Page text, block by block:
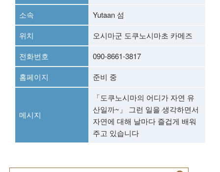
소속
Yutaan 섬
위치
오시마군 도쿠노시마초 카메즈
전화번호
090-8661-3817
홈페이지
준비 중
메시지
「도쿠노시마의 어디가 자연 유
산일까~」 그런 일을 생각하면서
자연에 대해 날마다 즐겁게 배워
주고 있습니다